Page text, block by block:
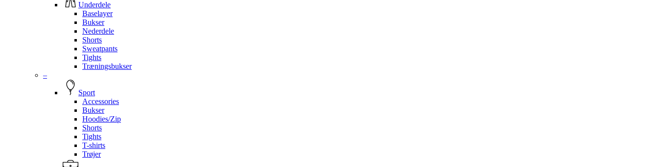
Underdele
Baselayer
Bukser
Nederdele
Shorts
Sweatpants
Tights
Træningsbukser
–
Sport
Accessories
Bukser
Hoodies/Zip
Shorts
Tights
T-shirts
Trøjer